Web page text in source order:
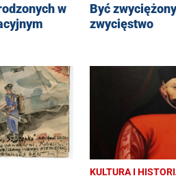
w
Być
zwycięstwo
KULTURA I